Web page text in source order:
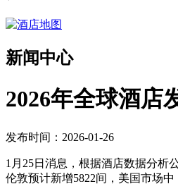
新闻中心
2026年全球酒店
发布时间：2026-01-26
1月25日消息，根据酒店数据分析
伦敦预计新增5822间，美国市场